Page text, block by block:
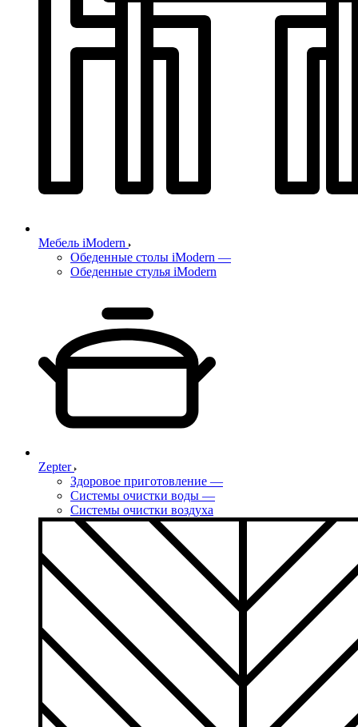
Мебель iModern
Обеденные столы iModern —
Обеденные стулья iModern
Zepter
Здоровое приготовление —
Системы очистки воды —
Системы очистки воздуха